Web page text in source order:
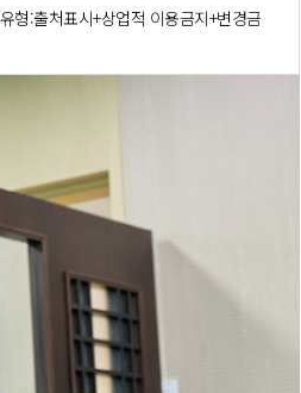
형:출처표시+상업적 이용금지+변경금